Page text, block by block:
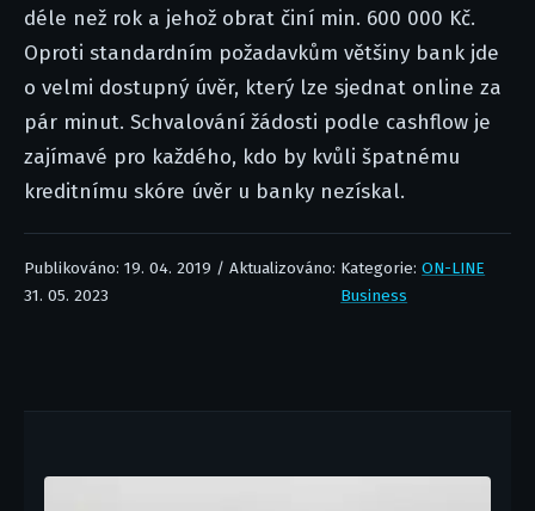
déle než rok a jehož obrat činí min. 600 000 Kč.
Oproti standardním požadavkům většiny bank jde
o velmi dostupný úvěr, který lze sjednat online za
pár minut. Schvalování žádosti podle cashflow je
zajímavé pro každého, kdo by kvůli špatnému
kreditnímu skóre úvěr u banky nezískal.
Publikováno: 19. 04. 2019 / Aktualizováno:
31. 05. 2023
Kategorie:ON-LINE
Business